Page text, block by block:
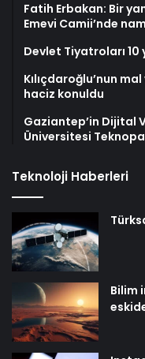
Fatih Erbakan: Bir
Emevi Camii’nde
Devlet Tiyatroları 10
Kılıçdaroğlu’nun
haciz konuldu
Gaziantep’in Dijital
Üniversitesi
Teknoloji Haberleri
Bilim